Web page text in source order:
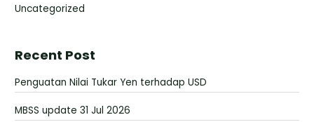
Uncategorized
Recent Post
Penguatan Nilai Tukar Yen terhadap USD
MBSS update 31 Jul 2026